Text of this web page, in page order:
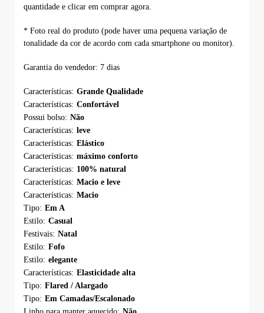
quantidade e clicar em comprar agora.
* Foto real do produto (pode haver uma pequena variação de
tonalidade da cor de acordo com cada smartphone ou monitor).
Garantia do vendedor: 7 dias
Características: Grande Qualidade
Características: Confortável
Possui bolso: Não
Características: leve
Características: Elástico
Características: máximo conforto
Características: 100% natural
Características: Macio e leve
Características: Macio
Tipo: Em A
Estilo: Casual
Festivais: Natal
Estilo: Fofo
Estilo: elegante
Características: Elasticidade alta
Tipo: Flared / Alargado
Tipo: Em Camadas/Escalonado